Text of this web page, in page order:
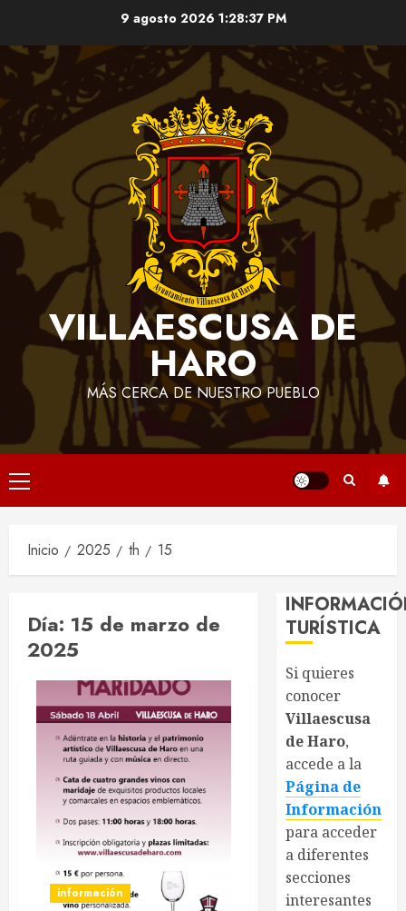
contenido
9 agosto 2026 1:28:37 PM
VILLAESCUSA DE
HARO
MÁS CERCA DE NUESTRO PUEBLO
Menú
principal
Inicio 2025 th 15
Día: 15 de marzo de
2025
información
TURÍSTICA
Si quieres
conocer
Villaescusa
de Haro,
accede a la
Página de
Información
para acceder
a diferentes
secciones
interesantes